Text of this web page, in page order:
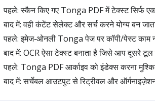
पहले: स्कैन किए गए Tonga PDF में टेक्स्ट सिर्फ एक
बाद में: वही कंटेंट सेलेक्ट और सर्च करने योग्य बन
पहले: इमेज‑ओनली Tonga पेज पर कॉपी/पेस्ट काम
बाद में: OCR ऐसा टेक्स्ट बनाता है जिसे आप दूसरे
पहले: Tonga PDF आर्काइव को इंडेक्स करना
बाद में: सर्चेबल आउटपुट से रिट्रीवल और